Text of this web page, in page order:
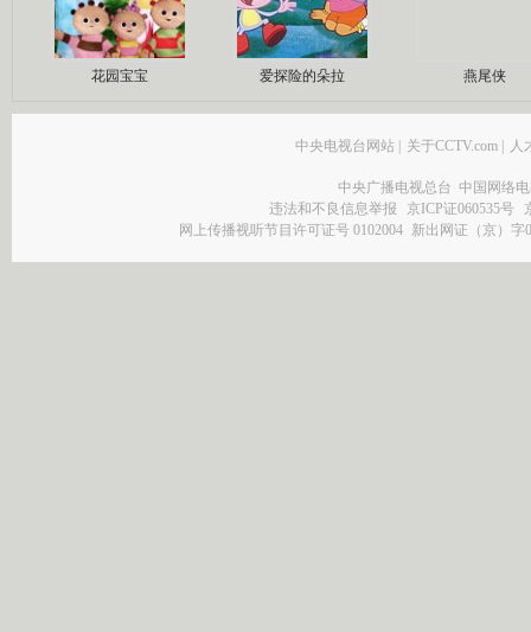
花园宝宝 爱探险的朵拉 燕尾侠
中央电视台网站 关于CCTV.com 人
中央广播电视总台 中国网络
违法和不良信息举报
京ICP证060535号
网上传播视听节目许可证号 0102004 新出网证（京）